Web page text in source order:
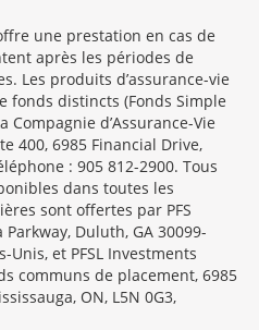
une prestation en cas de
après les périodes de
Les produits d’assurance-vie
distincts (Fonds Simple
Compagnie d’Assurance-Vie
400, 6985 Financial Drive,
: 905 812-2900. Tous
dans toutes les
sont offertes par PFS
Duluth, GA 30099-
Unis, et PFSL Investments
communs de placement, 6985
ON, L5N 0G3,